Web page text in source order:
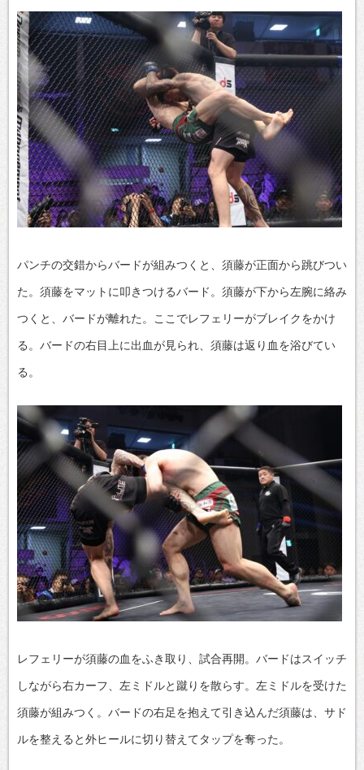
パンチの交錯からバードが組みつくと、須藤が正面から跳びつい
た。須藤をマットに叩きつけるバード。須藤が下から左腕に絡み
つくと、バードが離れた。ここでレフェリーがブレイクをかけ
る。バードの右目上に出血が見られ、須藤は返り血を浴びてい
る。
レフェリーが須藤の血をふき取り、試合再開。バードはスイッチ
しながら右カーフ、左ミドルと蹴りを散らす。左ミドルを受けた
須藤が組みつく。バードの右足を抱えて引き込んだ須藤は、サド
ルを整えると外ヒールに切り替えてタップを奪った。